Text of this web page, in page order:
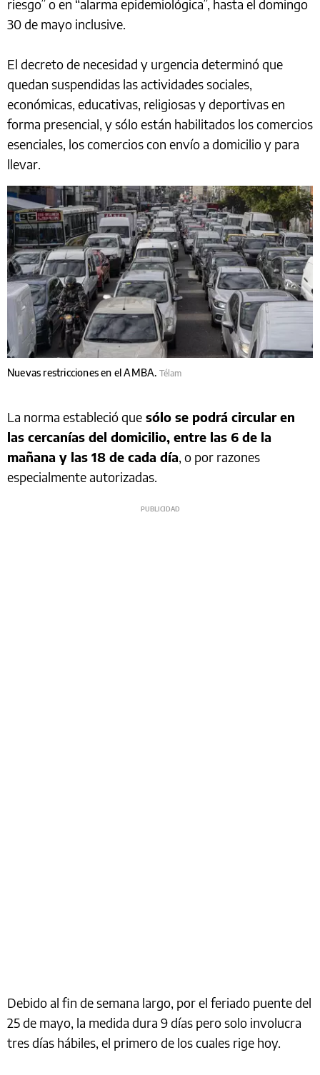
riesgo” o en “alarma epidemiológica”, hasta el domingo
30 de mayo inclusive.
El decreto de necesidad y urgencia determinó que
quedan suspendidas las actividades sociales,
económicas, educativas, religiosas y deportivas en
forma presencial, y sólo están habilitados los comercios
esenciales, los comercios con envío a domicilio y para
llevar.
Nuevas restricciones en el AMBA. Télam
La norma estableció que sólo se podrá circular en
las cercanías del domicilio, entre las 6 de la
mañana y las 18 de cada día, o por razones
especialmente autorizadas.
Debido al fin de semana largo, por el feriado puente del
25 de mayo, la medida dura 9 días pero solo involucra
tres días hábiles, el primero de los cuales rige hoy.